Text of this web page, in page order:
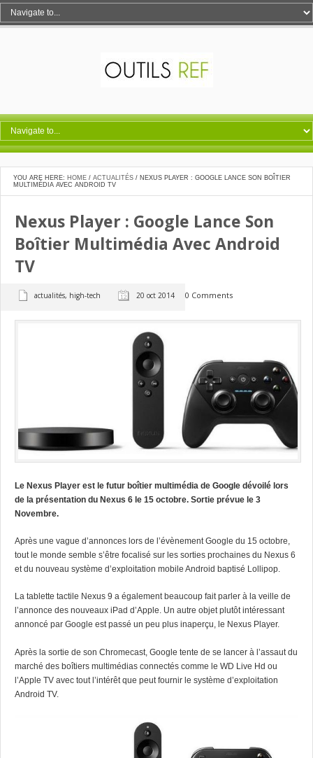
YOU ARE HERE: HOME / ACTUALITÉS / NEXUS PLAYER : GOOGLE LANCE SON BOÎTIER
MULTIMÉDIA AVEC ANDROID TV
Nexus Player : Google Lance Son
Boîtier Multimédia Avec Android
TV
actualités, high-tech 20 oct 2014 0 Comments
Le Nexus Player est le futur boîtier multimédia de Google dévoilé lors
de la présentation du Nexus 6 le 15 octobre. Sortie prévue le 3
Novembre.
Après une vague d’annonces lors de l’évènement Google du 15 octobre,
tout le monde semble s’être focalisé sur les sorties prochaines du Nexus 6
et du nouveau système d’exploitation mobile Android baptisé Lollipop.
La tablette tactile Nexus 9 a également beaucoup fait parler à la veille de
l’annonce des nouveaux iPad d’Apple. Un autre objet plutôt intéressant
annoncé par Google est passé un peu plus inaperçu, le Nexus Player.
Après la sortie de son Chromecast, Google tente de se lancer à l’assaut du
marché des boîtiers multimédias connectés comme le WD Live Hd ou
l’Apple TV avec tout l’intérêt que peut fournir le système d’exploitation
Android TV.